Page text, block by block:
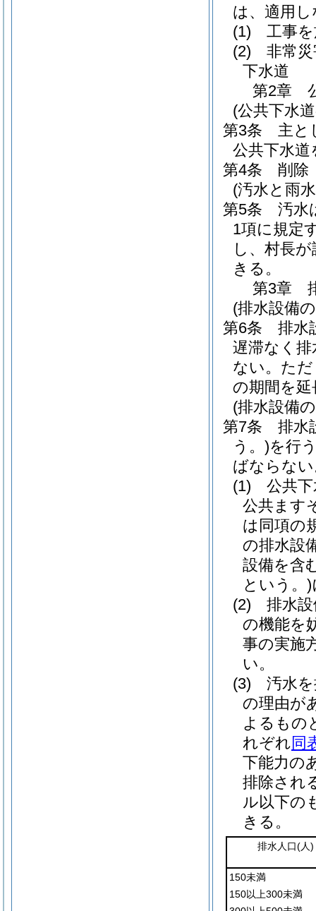
は、適用
(1)
工事
(2)
非常
下水道
第2章
(公共下水
第3条
主と
公共下水
第4条
削除
(汚水と雨
第5条
汚水
1項に規定
し、村長
きる。
第3章
(排水設備
第6条
排水
遅滞なく排
ない。 た
の期間を
(排水設備
第7条
排水
う。)を行
ばならな
(1)
公共
公共ます
は同項の
の排水設
設備を含
という。)
(2)
排水
の機能を
事の実施
い。
(3)
汚水
の理由が
よるもの
れぞれ同
下能力の
排除され
ル以下の
きる。
排水人口(人)
150未満
150以上300未満